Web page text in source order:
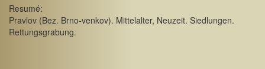
Resumé:
Pravlov (Bez. Brno-venkov). Mittelalter, Neuzeit. Siedlungen.
Rettungsgrabung.